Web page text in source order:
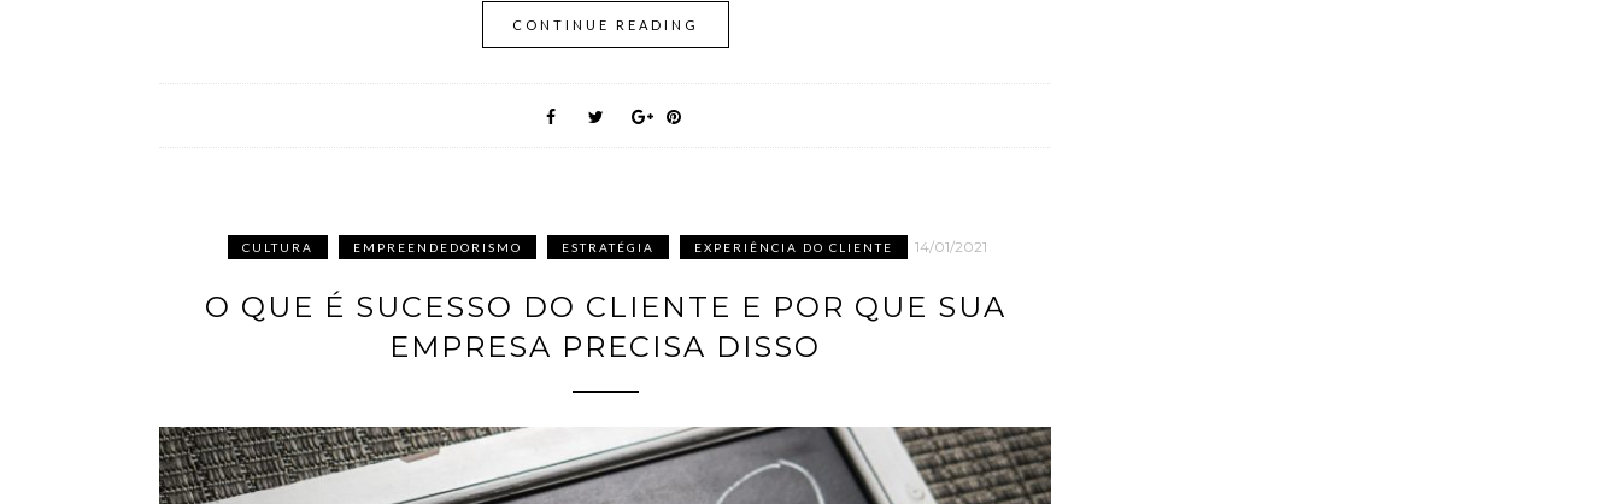
CONTINUE READING
CULTURA EMPREENDEDORISMO ESTRATÉGIA EXPERIÊNCIA DO CLIENTE 14/01/2021
O QUE É SUCESSO DO CLIENTE E POR QUE SUA
EMPRESA PRECISA DISSO